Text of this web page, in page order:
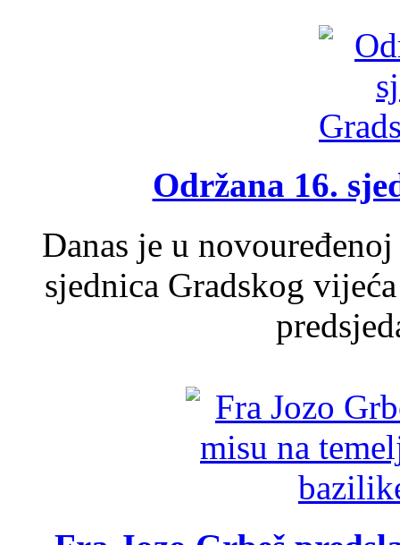
Održana 16.
Danas je u
sjednica Gradskog